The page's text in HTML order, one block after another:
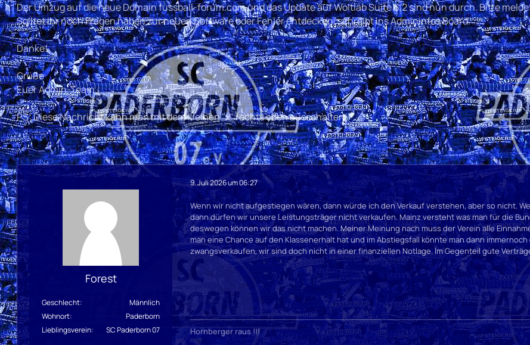
Der Umzug auf die neue Domain fussball-forum.com und das Update auf Woltlab Suite 6.2 sind nun durch. Bitte
Solltet ihr noch Fragen haben zur neuen Software oder Fehler entdecken, schreibt ins Admininfos Board.
Danke!
Grüße
Euer Admin-Team
PS: Diese Nachricht kann man mit dem kleinen "x" rechts oben ausschalten!
Forest
Geschlecht
Männlich
Wohnort
Paderborn
Lieblingsverein
SC Paderborn 07
9. Juli 2026 um 06:27
Wenn wir nicht aufgestiegen wären, dann würde ich den Verkauf verstehen, aber so nicht.
dann dürfen wir unsere Leistungsträger nicht verkaufen. Mainz versteht was man für die
deswegen können wir das nicht machen. Meiner Meinung nach muss der Verein alle
man eine Chance auf den Klassenerhalt hat und im Abstiegsfall könnte man dann
zwangsverkaufen, wir sind doch nicht in einer finanziellen Notlage. Im Gegenteil gute
Hornberger raus !!!